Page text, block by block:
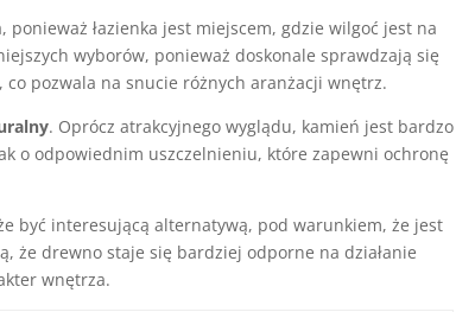
ponieważ łazienka jest miejscem, gdzie wilgoć jest na
wyborów, ponieważ doskonale sprawdzają się
pozwala na snucie różnych aranżacji wnętrz.
. Oprócz atrakcyjnego wyglądu, kamień jest bardzo
o odpowiednim uszczelnieniu, które zapewni ochronę
być interesującą alternatywą, pod warunkiem, że jest
że drewno staje się bardziej odporne na działanie
wnętrza.